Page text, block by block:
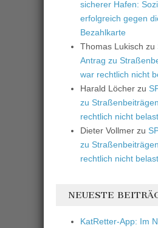
sicherer Hafen:
erfolgreich gegen
Bezahlkarte
Thomas Lukisch zu
Antrag zu
war rechtlich nicht
Harald Löcher zu
zu
rechtlich nicht
Dieter Vollmer zu
zu
rechtlich nicht
NEUESTE
KatRetter-App: Im